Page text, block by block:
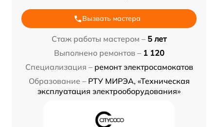
Вызвать мастера
Стаж работы мастером – 5 лет
Выполнено ремонтов – 1 120
Специализация – ремонт электросамокатов
Образование – РТУ МИРЭА, «Техническая
эксплуатация электрооборудования»